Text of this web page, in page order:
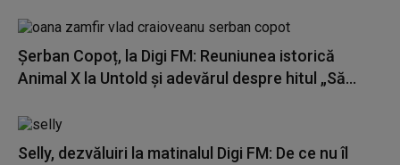
Șerban Copoț, la Digi FM: Reuniunea istorică
Animal X la Untold și adevărul despre hitul „Să...
Selly, dezvăluiri la matinalul Digi FM: De ce nu îl